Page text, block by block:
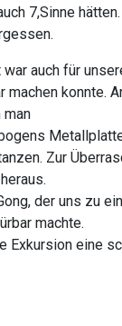
7,Sinne
auch für
machen konnte.
man
Zur
der uns zu
machte.
Exkursion eine